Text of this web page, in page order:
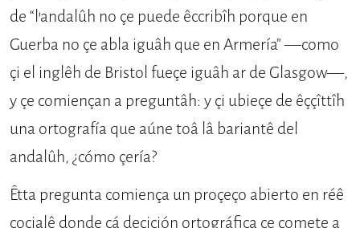
de “l’andalûh no çe puede êccribîh porque en
Guerba no çe abla iguâh que en Ar­mería” —como
çi el inglêh de Bristol fueçe iguâh ar de Glasgow—,
y çe co­miençan a preguntâh: y çi ubieçe de êççîttîh
una ortografía que aúne toâ lâ bariantê del
andalûh, ¿cómo çería?
Êtta pregunta comiença un proçeço abierto en réê
çoçialê don­de cá deçiçión ortográfica çe çomete a